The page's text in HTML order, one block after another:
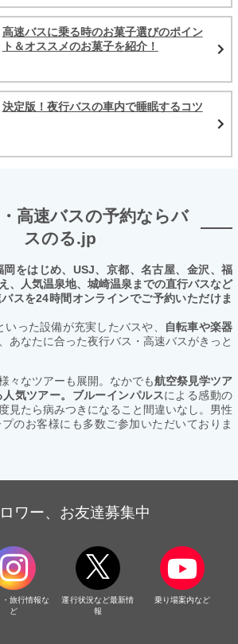
高速バスに乗る時のお菓子選びのポイン
ト＆オススメのお菓子を紹介！
決定版！夜行バスの車内で睡眠するコツ
高速バスの予約ならバ
スのる.jp
をはじめ、USJ、京都、名古屋、金沢、福
、人気温泉地、城崎温泉までの直行バスなど
スを24時間オンラインでご予約いただけま
いった設備が充実したバスや、
自転車や楽器
あなたに合った夜行バス・高速バスがきっと
々なツアーも展開。なかでも航空祭見学ツア
気ツアー。ブルーインパルスによる感動の
見たら病みつきになること間違いなし。男性
のお客様にも多数ご参加いただいておりま
ワー、お友達募集中
旅行情報な
ど
運行状況など最新情
報
乗り場案内など